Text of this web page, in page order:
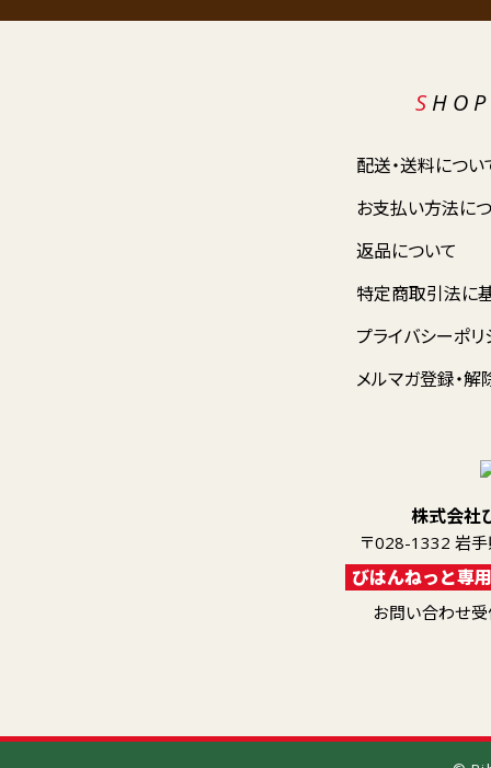
株式会社
〒028-1332 岩
びはんねっと専用
お問い合わせ
配送・送料につい
お支払い方法に
返品について
特定商取引法に
プライバシーポリ
メルマガ登録・解